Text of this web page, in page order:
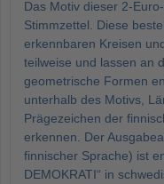
Das Motiv dieser 2-
Stimmzettel. Diese
erkennbaren Kreisen
teilweise und lassen an
geometrische Formen
unterhalb des Motivs,
Prägezeichen der
erkennen. Der
finnischer Sprache) ist
DEMOKRATI“ in